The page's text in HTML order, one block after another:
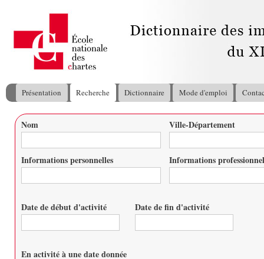
Menu principal
Présentation Recherche Dictionnaire Mode d'emploi
Vous êtes ici
Nom Ville-Département
Informations personnelles Informations
Date de début d'activité Date de fin d'activité
En activité à une date donnée